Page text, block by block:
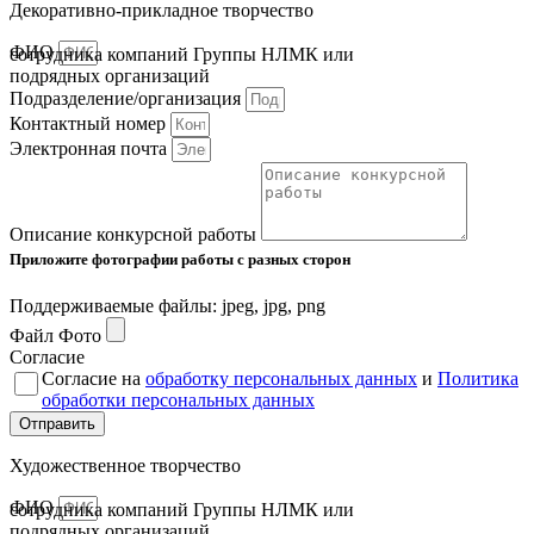
Декоративно-прикладное творчество
ФИО
сотрудника компаний Группы НЛМК или
подрядных организаций
Подразделение/организация
Контактный номер
Электронная почта
Описание конкурсной работы
Приложите фотографии работы с разных сторон
Поддерживаемые файлы: jpeg, jpg, png
Файл Фото
Согласие
Согласие на обработку персональных данных и Политика
обработки персональных данных
Отправить
Художественное творчество
ФИО
сотрудника компаний Группы НЛМК или